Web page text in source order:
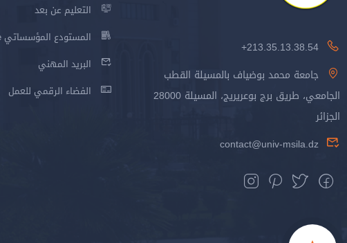
213.35.13.38.54+
جامعة محمد بوضياف بالمسيلة القطب
الجامعي، طريق برج بوعريريج، المسيلة 28000
الجزائر
contact@univ-msila.dz
التعليم عن بعد
المستودع المؤسساتي DSpace
البريد المهني
الفضاء الرقمي للعمل